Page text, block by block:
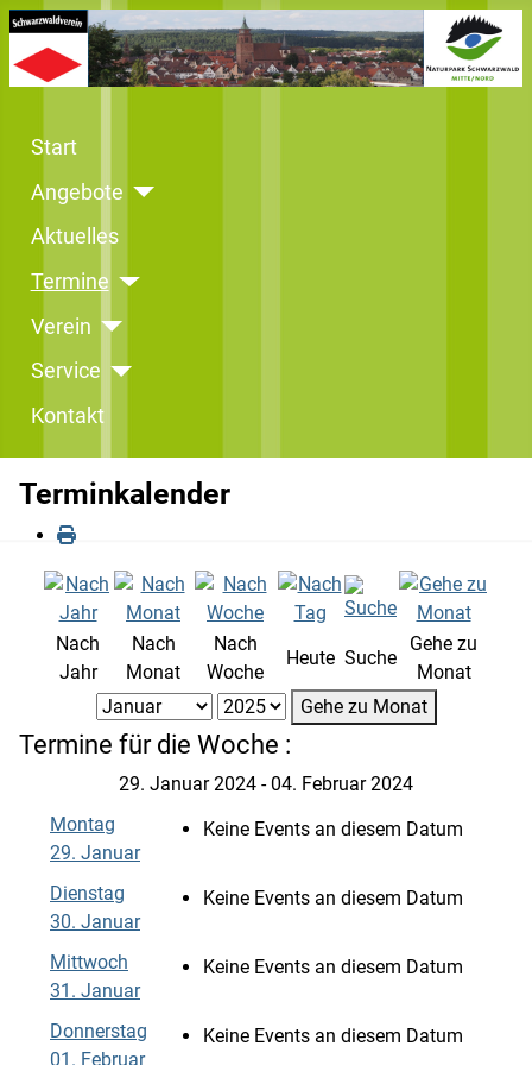
Start
Angebote
Aktuelles
Termine
Verein
Service
Kontakt
Terminkalender
Nach
Jahr
Nach
Monat
Nach
Woche
Heute Suche
Gehe zu
Monat
Gehe zu Monat
Termine für die Woche :
29. Januar 2024 - 04. Februar 2024
Montag
29. Januar
Keine Events an diesem Datum
Dienstag
30. Januar
Keine Events an diesem Datum
Mittwoch
31. Januar
Keine Events an diesem Datum
Donnerstag
01. Februar
Keine Events an diesem Datum